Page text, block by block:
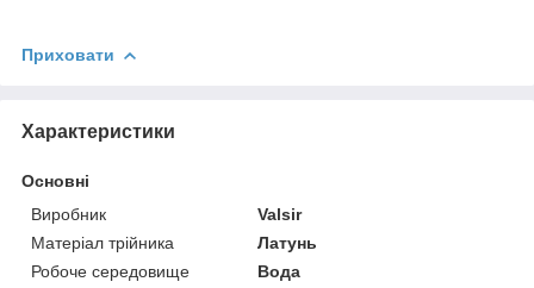
Приховати
Характеристики
Основні
Виробник
Valsir
Матеріал трійника
Латунь
Робоче середовище
Вода